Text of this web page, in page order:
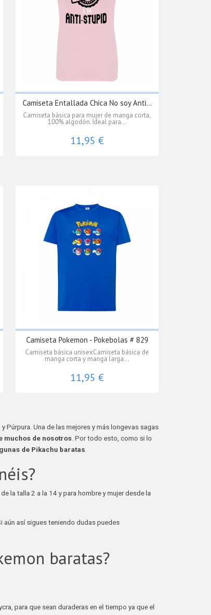
Camiseta Entallada Chica No soy Anti...
Camiseta básica para mujer de manga corta,
100% algodón. Ideal para...
11,95 €
Camiseta Pokemon - Pokebolas # 829
Camiseta básica unisexCamiseta básica de
manga corta y manga larga...
11,95 €
Púrpura. Una de las mejores y más longevas sagas
muchos de nosotros . Por todo esto, como si lo
de Pikachu baratas
la talla 2 a la 14 y para hombre y mujer desde la
aún así sigues teniendo dudas puedes
baratas?
para que sean duraderas en el tiempo ya que el